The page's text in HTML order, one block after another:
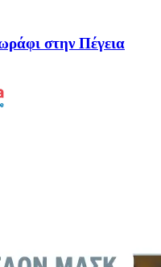
στην Πέγεια